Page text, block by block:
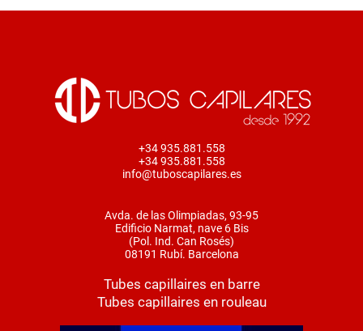
+34 935.881.558
+34 935.881.558
info@tuboscapilares.es
Avda. de las Olimpiadas, 93-95
Edificio Narmat, nave 6 Bis
(Pol. Ind. Can Rosés)
08191 Rubí. Barcelona
Tubes capillaires en barre
Tubes capillaires en rouleau